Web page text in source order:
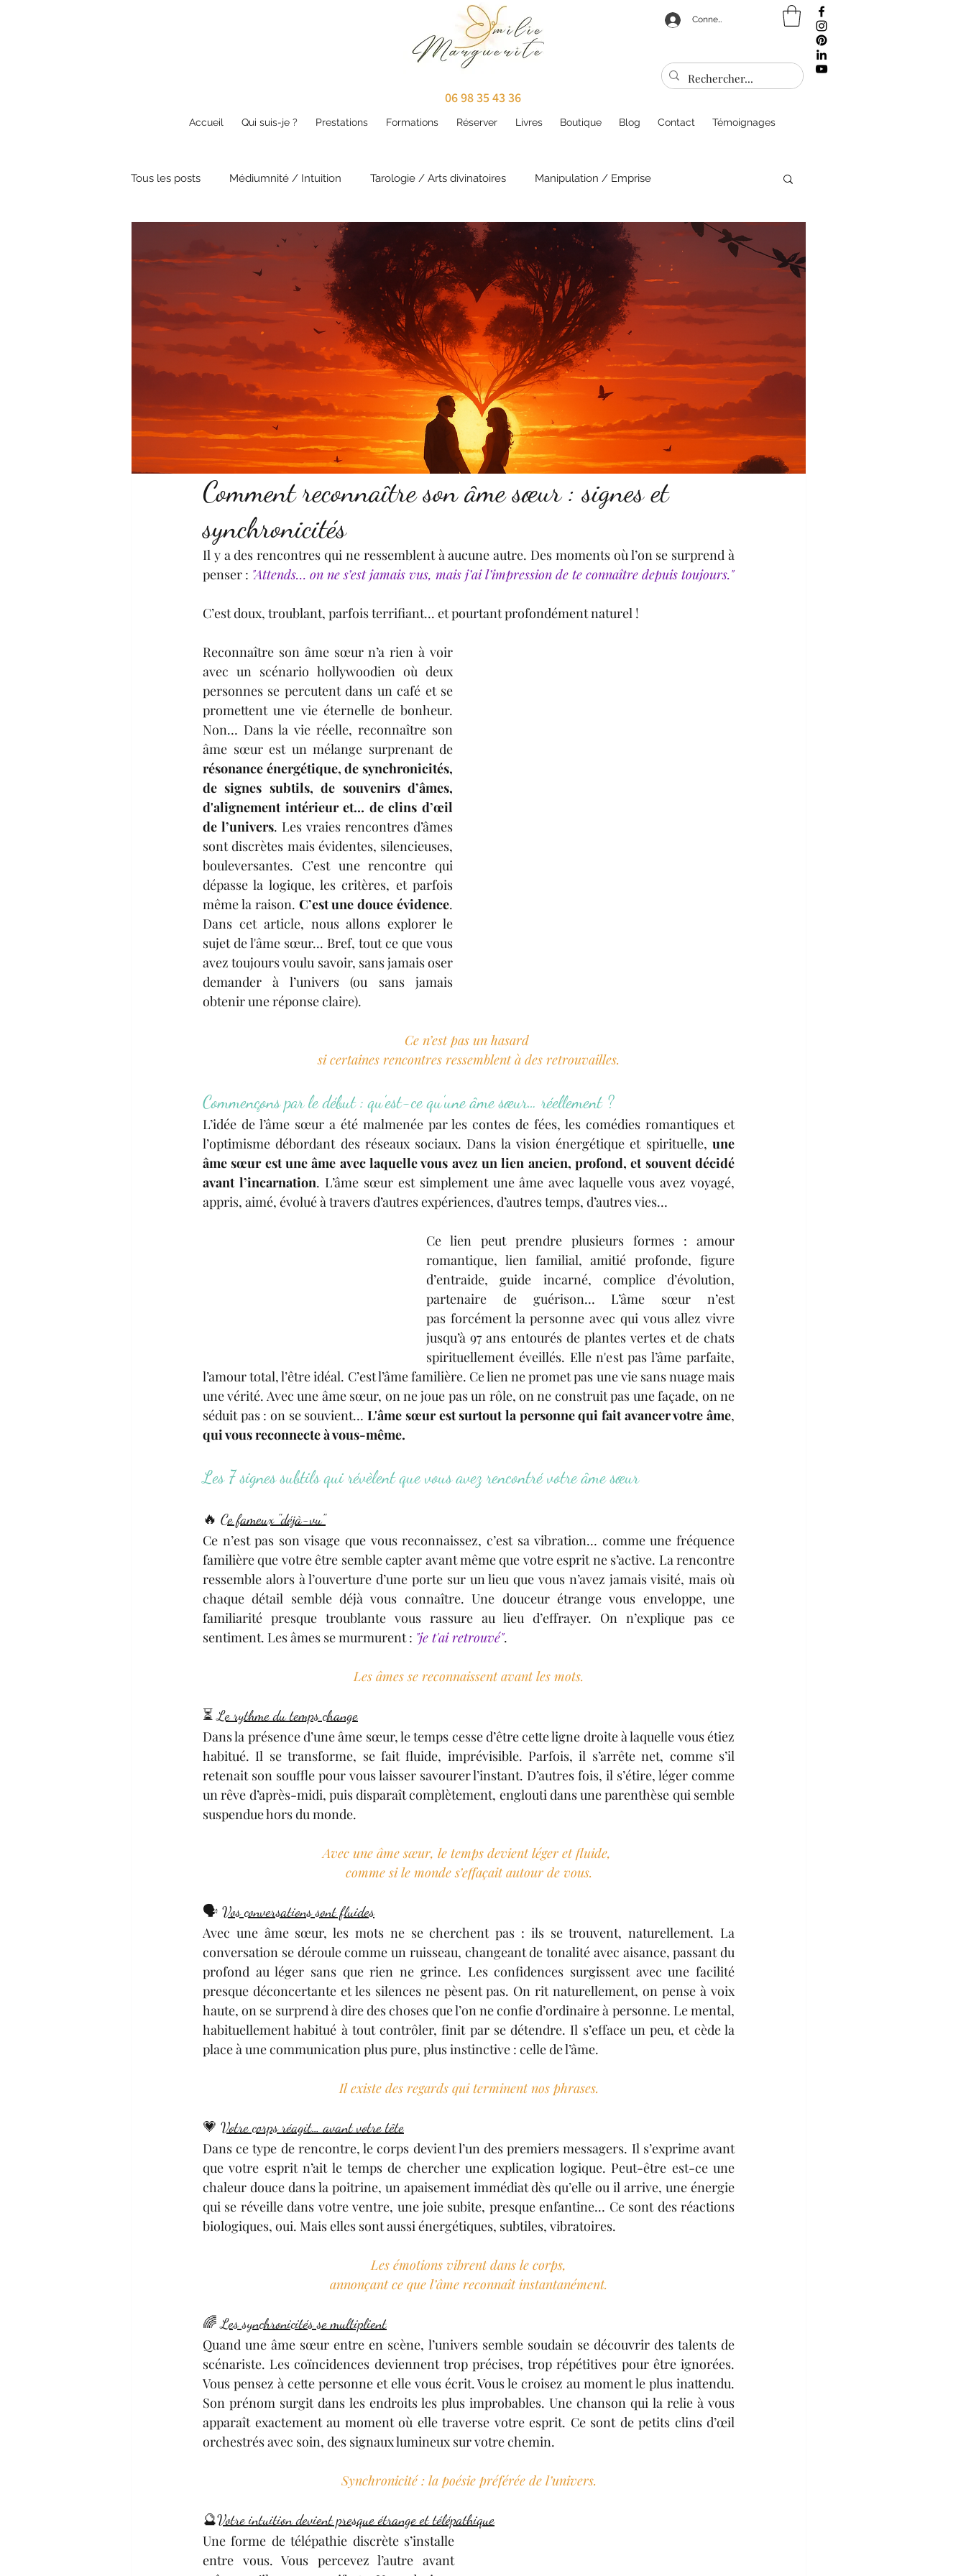
06 98 35 43 36
Connexion
Accueil Qui suis-je ? Prestations Formations Réserver Livres Boutique Blog Contact Témoignages
Tous les posts Médiumnité / Intuition Tarologie / Arts divinatoires Manipulation / Emprise
Spiritualité Karma / Vies antérieures Développement personnel Bien être
Anges & Guides Textes et contes Annales akashiques
Comment reconnaître son âme sœur : signes et
synchronicités
Il y a des rencontres qui ne ressemblent à aucune autre. Des moments où l’on se surprend à
penser : "Attends… on ne s’est jamais vus, mais j’ai l’impression de te connaître depuis toujours."
C’est doux, troublant, parfois terrifiant... et pourtant profondément naturel !
Reconnaître son âme sœur n’a rien à voir
avec un scénario hollywoodien où deux
personnes se percutent dans un café et se
promettent une vie éternelle de bonheur.
Non… Dans la vie réelle, reconnaître son
résonance énergétique, de synchronicités,
de signes subtils, de souvenirs d’âmes,
d'alignement intérieur et… de clins d’œil
de l’univers. Les vraies rencontres d’âmes
sont discrètes mais évidentes, silencieuses,
bouleversantes. C’est une rencontre qui
dépasse la logique, les critères, et parfois
même la raison. C’est une douce évidence.
Dans cet article, nous allons explorer le
sujet de l'âme sœur... Bref, tout ce que vous
avez toujours voulu savoir, sans jamais oser
demander à l’univers (ou sans jamais
obtenir une réponse claire).
Ce n’est pas un hasard
si certaines rencontres ressemblent à des retrouvailles.
Commençons par le début : qu’est-ce qu’une âme sœur… réellement ?
L’idée de l’âme sœur a été malmenée par les contes de fées, les comédies romantiques et
l’optimisme débordant des réseaux sociaux. Dans la vision énergétique et spirituelle, une
âme sœur est une âme avec laquelle vous avez un lien ancien, profond, et souvent décidé
avant l’incarnation. L’âme sœur est simplement une âme avec laquelle vous avez voyagé,
appris, aimé, évolué à travers d’autres expériences, d’autres temps, d’autres vies…
Ce lien peut prendre plusieurs formes : amour
romantique, lien familial, amitié profonde, figure
d’entraide, guide incarné, complice d’évolution,
partenaire de guérison… L’âme sœur n’est
pas forcément la personne avec qui vous allez vivre
jusqu’à 97 ans entourés de plantes vertes et de chats
spirituellement éveillés. Elle n'est pas l’âme parfaite,
l’amour total, l’être idéal. C’est l’âme familière. Ce lien ne promet pas une vie sans nuage mais
une vérité. Avec une âme sœur, on ne joue pas un rôle, on ne construit pas une façade, on ne
séduit pas : on se souvient… L'âme sœur est surtout la personne qui fait avancer votre âme
qui vous reconnecte à vous-même.
Les 7 signes subtils qui révèlent que vous avez rencontré votre âme sœur
🔥 Ce fameux "déjà-vu"
Ce n’est pas son visage que vous reconnaissez, c’est sa vibration… comme une fréquence
familière que votre être semble capter avant même que votre esprit ne s’active. La rencontre
ressemble alors à l’ouverture d’une porte sur un lieu que vous n’avez jamais visité, mais où
chaque détail semble déjà vous connaître. Une douceur étrange vous enveloppe, une
familiarité presque troublante vous rassure au lieu d’effrayer. On n’explique pas ce
sentiment. Les âmes se murmurent : "je t'ai retrouvé".
Les âmes se reconnaissent avant les mots.
⏳ Le rythme du temps change
Dans la présence d’une âme sœur, le temps cesse d’être cette ligne droite à laquelle vous étiez
habitué. Il se transforme, se fait fluide, imprévisible. Parfois, il s’arrête net, comme s’il
retenait son souffle pour vous laisser savourer l’instant. D’autres fois, il s’étire, léger comme
un rêve d’après-midi, puis disparaît complètement, englouti dans une parenthèse qui semble
suspendue hors du monde.
Avec une âme sœur, le temps devient léger et fluide,
comme si le monde s’effaçait autour de vous.
🗣️ Vos conversations sont fluides
Avec une âme sœur, les mots ne se cherchent pas : ils se trouvent, naturellement. La
conversation se déroule comme un ruisseau, changeant de tonalité avec aisance, passant du
profond au léger sans que rien ne grince. Les confidences surgissent avec une facilité
presque déconcertante et les silences ne pèsent pas. On rit naturellement, on pense à voix
haute, on se surprend à dire des choses que l’on ne confie d’ordinaire à personne. Le mental,
habituellement habitué à tout contrôler, finit par se détendre. Il s’efface un peu, et cède la
place à une communication plus pure, plus instinctive : celle de l’âme.
Il existe des regards qui terminent nos phrases.
💗 Votre corps réagit… avant votre tête
Dans ce type de rencontre, le corps devient l’un des premiers messagers. Il s’exprime avant
que votre esprit n’ait le temps de chercher une explication logique. Peut-être est-ce une
chaleur douce dans la poitrine, un apaisement immédiat dès qu’elle ou il arrive, une énergie
qui se réveille dans votre ventre, une joie subite, presque enfantine… Ce sont des réactions
biologiques, oui. Mais elles sont aussi énergétiques, subtiles, vibratoires.
Les émotions vibrent dans le corps,
annonçant ce que l’âme reconnaît instantanément.
🌈 Les synchronicités se multiplient
Quand une âme sœur entre en scène, l’univers semble soudain se découvrir des talents de
scénariste. Les coïncidences deviennent trop précises, trop répétitives pour être ignorées.
Vous pensez à cette personne et elle vous écrit. Vous le croisez au moment le plus inattendu.
Son prénom surgit dans les endroits les plus improbables. Une chanson qui la relie à vous
apparaît exactement au moment où elle traverse votre esprit. Ce sont de petits clins d’œil
orchestrés avec soin, des signaux lumineux sur votre chemin.
Synchronicité : la poésie préférée de l’univers.
🔮Votre intuition devient presque étrange et télépathique
Une forme de télépathie discrète s’installe
entre vous. Vous percevez l’autre avant